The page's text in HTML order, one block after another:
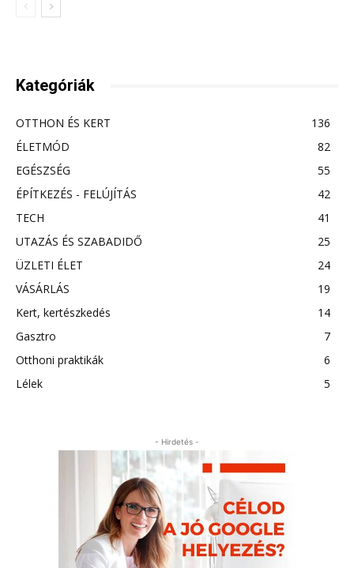
Kategóriák
OTTHON ÉS KERT
136
ÉLETMÓD
82
EGÉSZSÉG
55
ÉPÍTKEZÉS - FELÚJÍTÁS
42
TECH
41
UTAZÁS ÉS SZABADIDŐ
25
ÜZLETI ÉLET
24
VÁSÁRLÁS
19
Kert, kertészkedés
14
Gasztro
7
Otthoni praktikák
6
Lélek
5
- Hirdetés -